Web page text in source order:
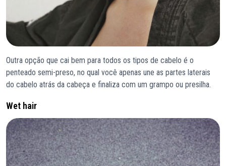
Outra opção que cai bem para todos os tipos de cabelo é o
penteado semi-preso, no qual você apenas une as partes laterais
do cabelo atrás da cabeça e finaliza com um grampo ou presilha.
Wet hair